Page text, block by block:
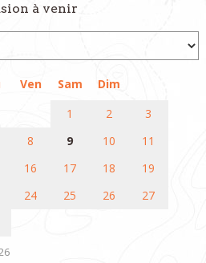
à venir
Ven Sam
Dim
1
2
3
8 9 10
11
16 17 18
19
24 25 26
27